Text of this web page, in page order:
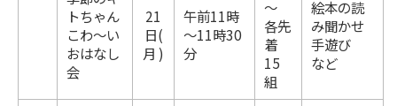
トちゃん
こわ～い
おはなし
会
21
日(
月 )
午前11時
～11時30
分
～
各先
着
15
組
絵本の読
み聞かせ
手遊び
など